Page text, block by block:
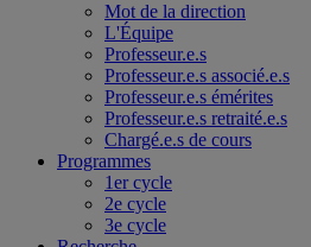
Mot de la direction
L'Équipe
Professeur.e.s
Professeur.e.s associé.e.s
Professeur.e.s émérites
Professeur.e.s retraité.e.s
Chargé.e.s de cours
Programmes
1er cycle
2e cycle
3e cycle